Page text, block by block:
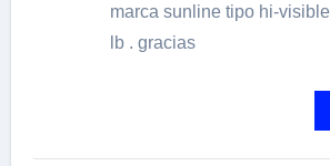
marca sunline tipo hi-
lb . gracias